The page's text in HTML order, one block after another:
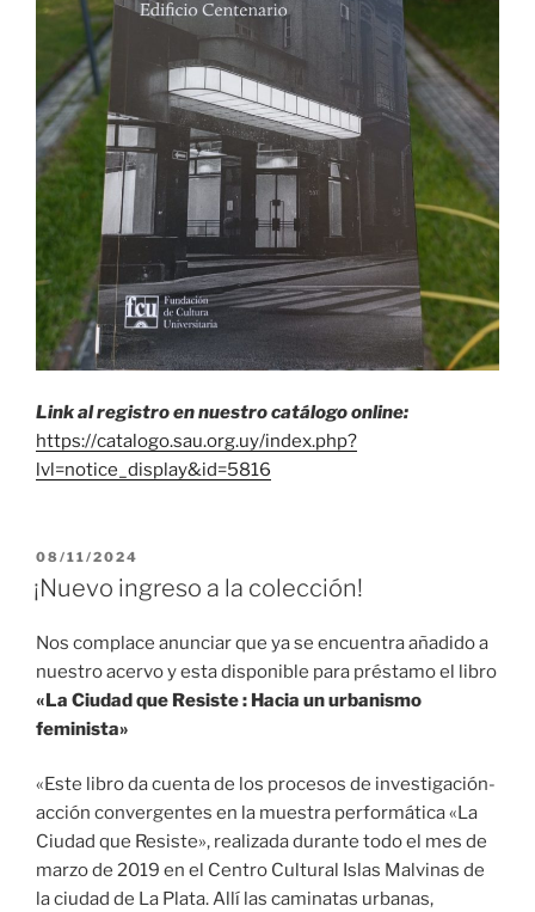
Link al registro en nuestro catálogo online:
https://catalogo.sau.org.uy/index.php?
lvl=notice_display&id=5816
PUBLICADO
EL
08/11/2024
¡Nuevo ingreso a la colección!
Nos complace anunciar que ya se encuentra añadido a
nuestro acervo y esta disponible para préstamo el libro
«La Ciudad que Resiste : Hacia un urbanismo
feminista»
«Este libro da cuenta de los procesos de investigación-
acción convergentes en la muestra performática «La
Ciudad que Resiste», realizada durante todo el mes de
marzo de 2019 en el Centro Cultural Islas Malvinas de
la ciudad de La Plata. Allí las caminatas urbanas,